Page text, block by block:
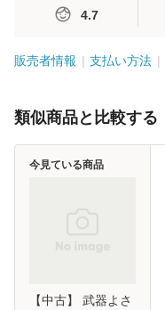
4.7
販売者情報 支払い方法
類似商品と比較する
【中古】 武器よさ
今見ている商品